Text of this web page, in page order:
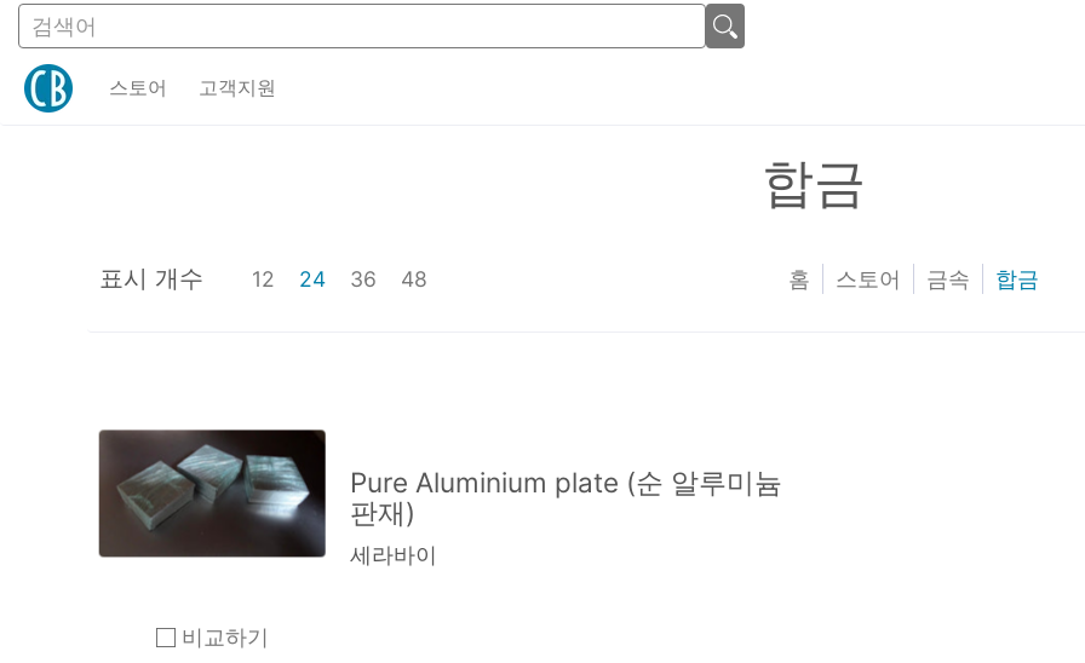
스토어
검색어
스토어 고객지원
합금
표시 개수 12 24 36 48 홈 스토어 금속 합금
2개 이상 체크 후 비교하기 클릭
비교하기
Pure Aluminium plate (순 알루미늄
판재)
세라바이